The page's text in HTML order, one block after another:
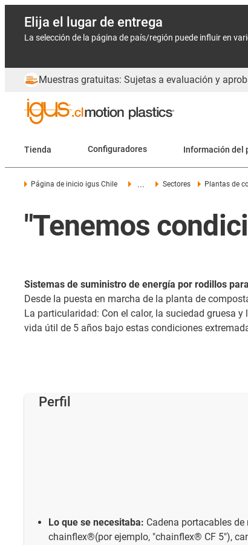
Elija el lugar de entrega
La selección de la página de país/región puede influir en
Muestras gratuitas: Sujetas a evaluación y
Tienda Configuradores Información del
Página de inicio igus Chile Sectores Plantas de
"Tenemos
Sistemas de suministro de energía por rodillos
Desde la puesta en marcha de la planta de
La particularidad: Con el calor, la suciedad gruesa
vida útil de 5 años bajo estas condiciones
Perfil
Lo que se necesitaba: Cadena portacables
chainflex®(por ejemplo, "chainflex® CF 5"),